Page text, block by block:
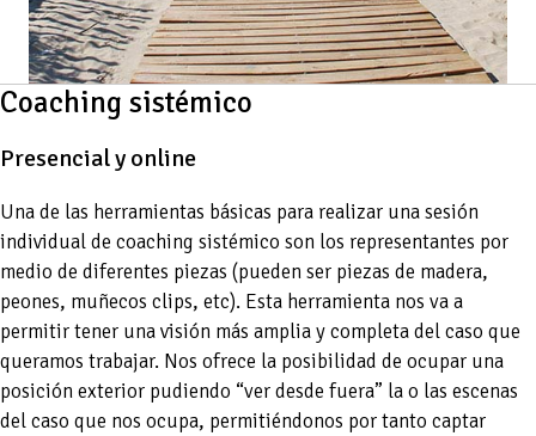
Coaching sistémico
Presencial y online
Una de las herramientas básicas para realizar una sesión
individual de coaching sistémico son los representantes por
medio de diferentes piezas (pueden ser piezas de madera,
peones, muñecos clips, etc). Esta herramienta nos va a
permitir tener una visión más amplia y completa del caso que
queramos trabajar. Nos ofrece la posibilidad de ocupar una
posición exterior pudiendo “ver desde fuera” la o las escenas
del caso que nos ocupa, permitiéndonos por tanto captar